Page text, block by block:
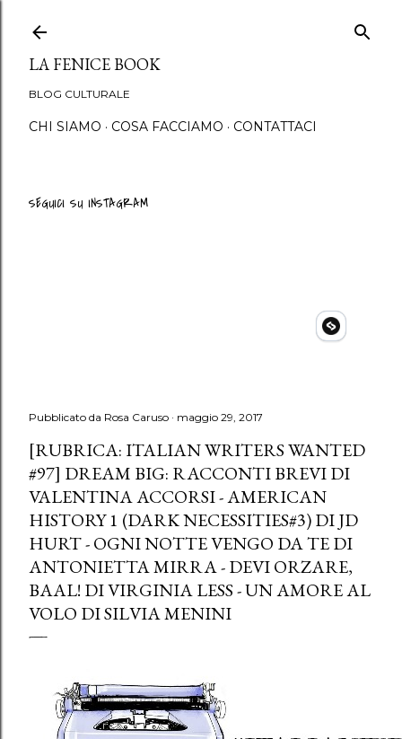
Passa ai contenuti
LA FENICE BOOK
BLOG CULTURALE
CHI SIAMO COSA FACCIAMO CONTATTACI
SEGUICI SU INSTAGRAM
Pubblicato da Rosa Caruso maggio 29, 2017
[RUBRICA: ITALIAN WRITERS WANTED
#97] DREAM BIG: RACCONTI BREVI DI
VALENTINA ACCORSI - AMERICAN
HISTORY 1 (DARK NECESSITIES#3) DI JD
HURT - OGNI NOTTE VENGO DA TE DI
ANTONIETTA MIRRA - DEVI ORZARE,
BAAL! DI VIRGINIA LESS - UN AMORE AL
VOLO DI SILVIA MENINI